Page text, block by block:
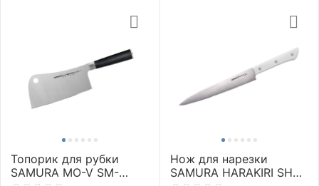
Топорик для рубки
SAMURA MO-V SM-
Нож для нарезки
SAMURA HARAKIRI SHR-